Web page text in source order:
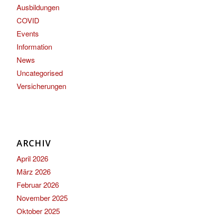
Ausbildungen
COVID
Events
Information
News
Uncategorised
Versicherungen
ARCHIV
April 2026
März 2026
Februar 2026
November 2025
Oktober 2025